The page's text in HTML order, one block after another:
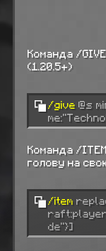
Команда /
(1.20.5+)
/give @s
Команда /
голову на
/item
de"}]